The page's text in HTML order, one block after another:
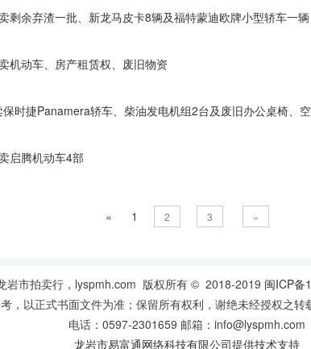
剩余弃渣一批、新龙马皮卡8辆及福特蒙迪欧牌小型轿车一辆
机动车、房产租赁权、废旧物资
时捷Panamera轿车、柴油发电机组2台及废旧办公桌椅、
启腾机动车4部
« 1 2 3 »
岩市拍卖行，lyspmh.com 版权所有 © 2018-2019 闽ICP备
，以正式书面文件为准；保留所有权利，谢绝未经授权之转
电话：0597-2301659 邮箱：info@lyspmh.com
龙岩市易富通网络科技有限公司提供技术支持